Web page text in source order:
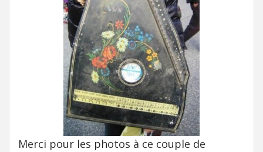
Merci pour les photos à ce couple de